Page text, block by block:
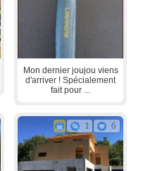
Mon dernier joujou viens
d'arriver ! Spécialement
fait pour ...
1 6